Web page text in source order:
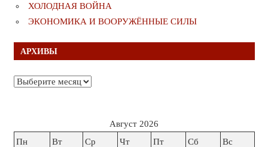
ХОЛОДНАЯ ВОЙНА
ЭКОНОМИКА И ВООРУЖЁННЫЕ СИЛЫ
АРХИВЫ
Архивы
Август 2026
Пн
Вт Ср Чт Пт Сб Вс